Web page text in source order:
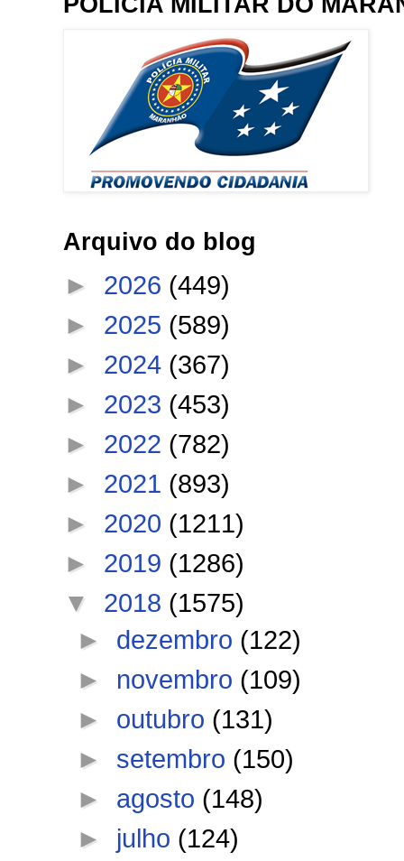
Arquivo do blog
► 2026 (449)
► 2025 (589)
► 2024 (367)
► 2023 (453)
► 2022 (782)
► 2021 (893)
► 2020 (1211)
► 2019 (1286)
▼ 2018 (1575)
► dezembro (122)
► novembro (109)
► outubro (131)
► setembro (150)
► agosto (148)
► julho (124)